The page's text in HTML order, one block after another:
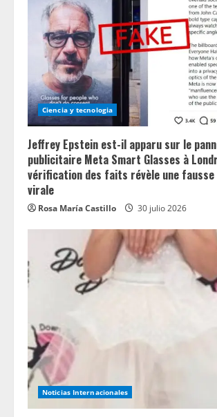
Ciencia y tecnologia
Jeffrey Epstein est-il apparu sur le
publicitaire Meta Smart Glasses à
vérification des faits révèle une
virale
Rosa María Castillo 30 julio 2026
Noticias Internacionales